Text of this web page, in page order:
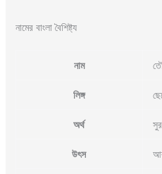
নামের বাংলা বৈশিষ্ট্য
নাম
লিঙ্গ
অর্থ
উৎস